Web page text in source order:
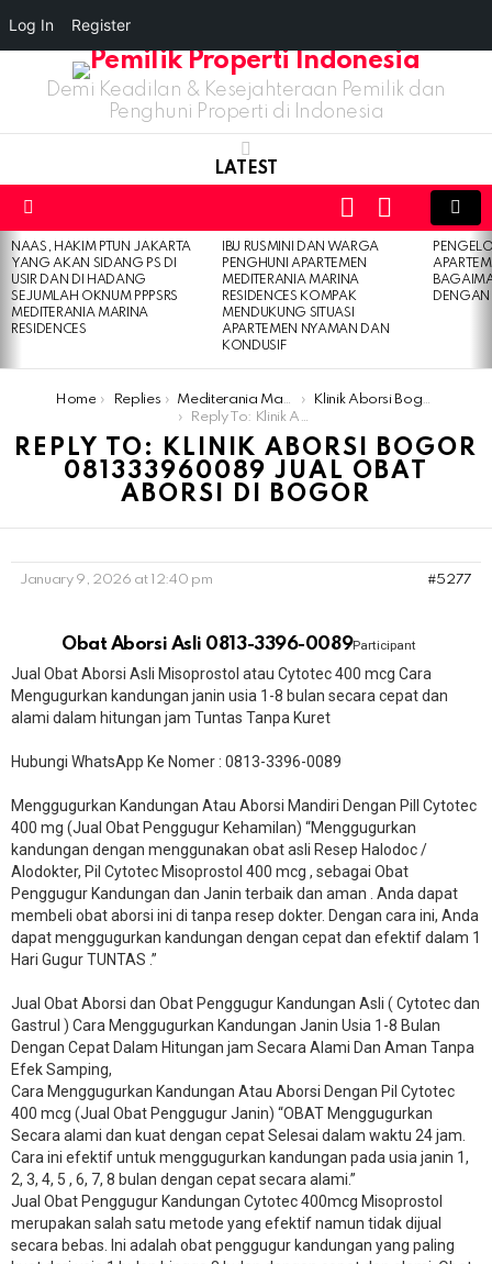
Demi Keadilan & Kesejahteraan Pemilik dan
Penghuni Properti di Indonesia
LATEST
SWITCH
SKIN
LOGIN
LATEST
STORIES
NAAS, HAKIM PTUN JAKARTA
YANG AKAN SIDANG PS DI
USIR DAN DI HADANG
SEJUMLAH OKNUM PPPSRS
MEDITERANIA MARINA
RESIDENCES
IBU RUSMINI DAN WARGA
PENGHUNI APARTEMEN
MEDITERANIA MARINA
RESIDENCES KOMPAK
MENDUKUNG SITUASI
APARTEMEN NYAMAN DAN
KONDUSIF
DENGAN
You are here:
Home Replies Mediterania Marina Residences
Klinik Aborsi Bogor 081333960089 Jual Obat Aborsi Di Bogor
Reply To: Klinik Aborsi Bogor 081333960089 Jual Obat Aborsi Di Bogor
REPLY TO: KLINIK ABORSI BOGOR
081333960089 JUAL OBAT
ABORSI DI BOGOR
January 9, 2026 at 12:40 pm #5277
Obat Aborsi Asli 0813-3396-0089Participant
Jual Obat Aborsi Asli Misoprostol atau Cytotec 400 mcg Cara
Mengugurkan kandungan janin usia 1-8 bulan secara cepat dan
alami dalam hitungan jam Tuntas Tanpa Kuret
Hubungi WhatsApp Ke Nomer : 0813-3396-0089​
Menggugurkan Kandungan Atau Aborsi Mandiri Dengan Pill Cytotec
400 mg (Jual Obat Penggugur Kehamilan) “Menggugurkan
kandungan dengan menggunakan obat asli Resep Halodoc /
Alodokter, Pil Cytotec Misoprostol 400 mcg , sebagai Obat
Penggugur Kandungan dan Janin terbaik dan aman . Anda dapat
membeli obat aborsi ini di tanpa resep dokter. Dengan cara ini, Anda
dapat menggugurkan kandungan dengan cepat dan efektif dalam 1
Hari Gugur TUNTAS .”
Jual Obat Aborsi dan Obat Penggugur Kandungan Asli ( Cytotec dan
Gastrul ) Cara Menggugurkan Kandungan Janin Usia 1-8 Bulan
Dengan Cepat Dalam Hitungan jam Secara Alami Dan Aman Tanpa
Efek Samping,
Cara Menggugurkan Kandungan Atau Aborsi Dengan Pil Cytotec
400 mcg (Jual Obat Penggugur Janin) “OBAT Menggugurkan
Secara alami dan kuat dengan cepat Selesai dalam waktu 24 jam.
Cara ini efektif untuk menggugurkan kandungan pada usia janin 1,
2, 3, 4, 5 , 6, 7, 8 bulan dengan cepat secara alami.”
Jual Obat Penggugur Kandungan Cytotec 400mcg Misoprostol
merupakan salah satu metode yang efektif namun tidak dijual
secara bebas. Ini adalah obat penggugur kandungan yang paling
Log In Register